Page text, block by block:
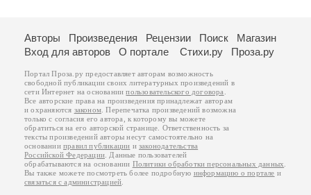
Авторы Произведения Рецензии Поиск
Магазин
Вход для авторов
О портале Стихи.ру Проза.ру
Портал Проза.ру предоставляет авторам возможность
свободной публикации своих литературных произведений в
сети Интернет на основаниипользовательского договора
Все авторские права на произведения принадлежат авторам
и охраняются законом . Перепечатка произведений возможна
только с согласия его автора, к которому вы можете
обратиться на его авторской странице. Ответственность за
тексты произведений авторы несут самостоятельно на
основанииправил публикации изаконодательства
Российской Федерации . Данные пользователей
обрабатываются на основании Политики обработки персональных данных
Вы также можете посмотреть более подробную информацию о портале и
связаться с администрацией